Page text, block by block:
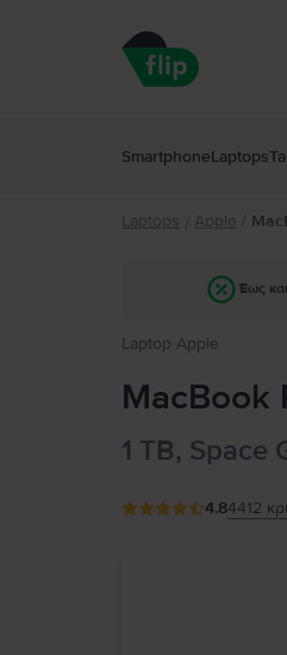
SmartphoneLaptops
Laptops / Apple /
Έως
Laptop Apple
MacBook
1 TB, Space
4.84412